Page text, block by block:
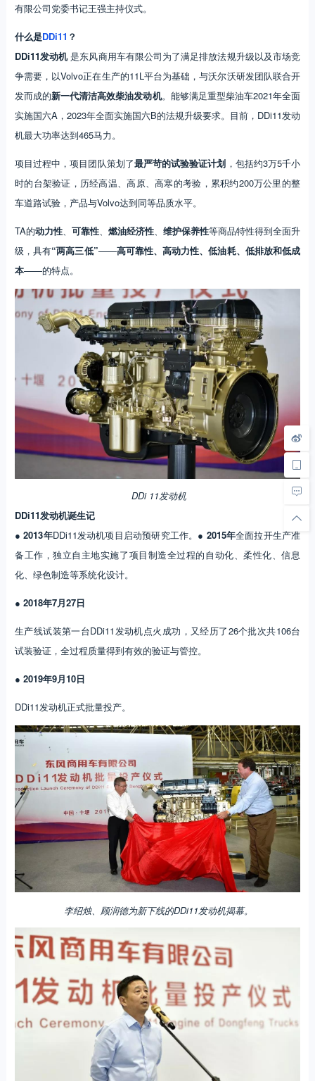
有限公司党委书记王强主持仪式。
什么是DDi11 ？
DDi11发动机是东风商用车有限公司为了满足排放法规升级以及市场竞
争需要，以Volvo正在生产的11L平台为基础，与沃尔沃研发团队联合开
发而成的新一代清洁高效柴油发动机。能够满足重型柴油车2021年全面
实施国六A，2023年全面实施国六B的法规升级要求。目前，DDi11发动
机最大功率达到465马力。
项目过程中，项目团队策划了最严苛的试验验证计划 ，包括约3万5千小
时的台架验证，历经高温、高原、高寒的考验，累积约200万公里的整
车道路试验，产品与Volvo达到同等品质水平。
TA的动力性、 可靠性 、燃油经济性 、维护保养性等商品特性得到全面升
级，具有“两高三低”——高可靠性、高动力性、低油耗、低排放和低成
本——的特点。
DDi 11发动机
DDi11发动机诞生记
●2013年DDi11发动机项目启动预研究工作。 ● 2015年全面拉开生产准
备工作，独立自主地实施了项目制造全过程的自动化、柔性化、信息
化、绿色制造等系统化设计。
● 2018年7月27日
生产线试装第一台DDi11发动机点火成功，又经历了26个批次共106台
试装验证，全过程质量得到有效的验证与管控。
● 2019年9月10日
DDi11发动机正式批量投产。
李绍烛、顾润德为新下线的DDi11发动机揭幕。